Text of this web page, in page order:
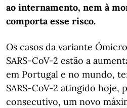
ao internamento, nem à
comporta esse risco.
Os casos da variante
SARS-CoV-2 estão a
em Portugal e no mundo,
SARS-CoV-2 atingido hoje,
consecutivo, um novo